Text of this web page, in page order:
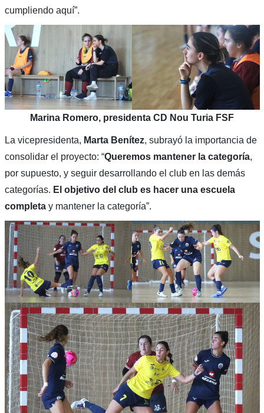
cumpliendo aquí”.
Marina Romero, presidenta CD Nou Turia FSF
La vicepresidenta, Marta Benítez, subrayó la importancia de
consolidar el proyecto: “Queremos mantener la categoría,
por supuesto, y seguir desarrollando el club en las demás
categorías. El objetivo del club es hacer una escuela
completay mantener la categoría”.